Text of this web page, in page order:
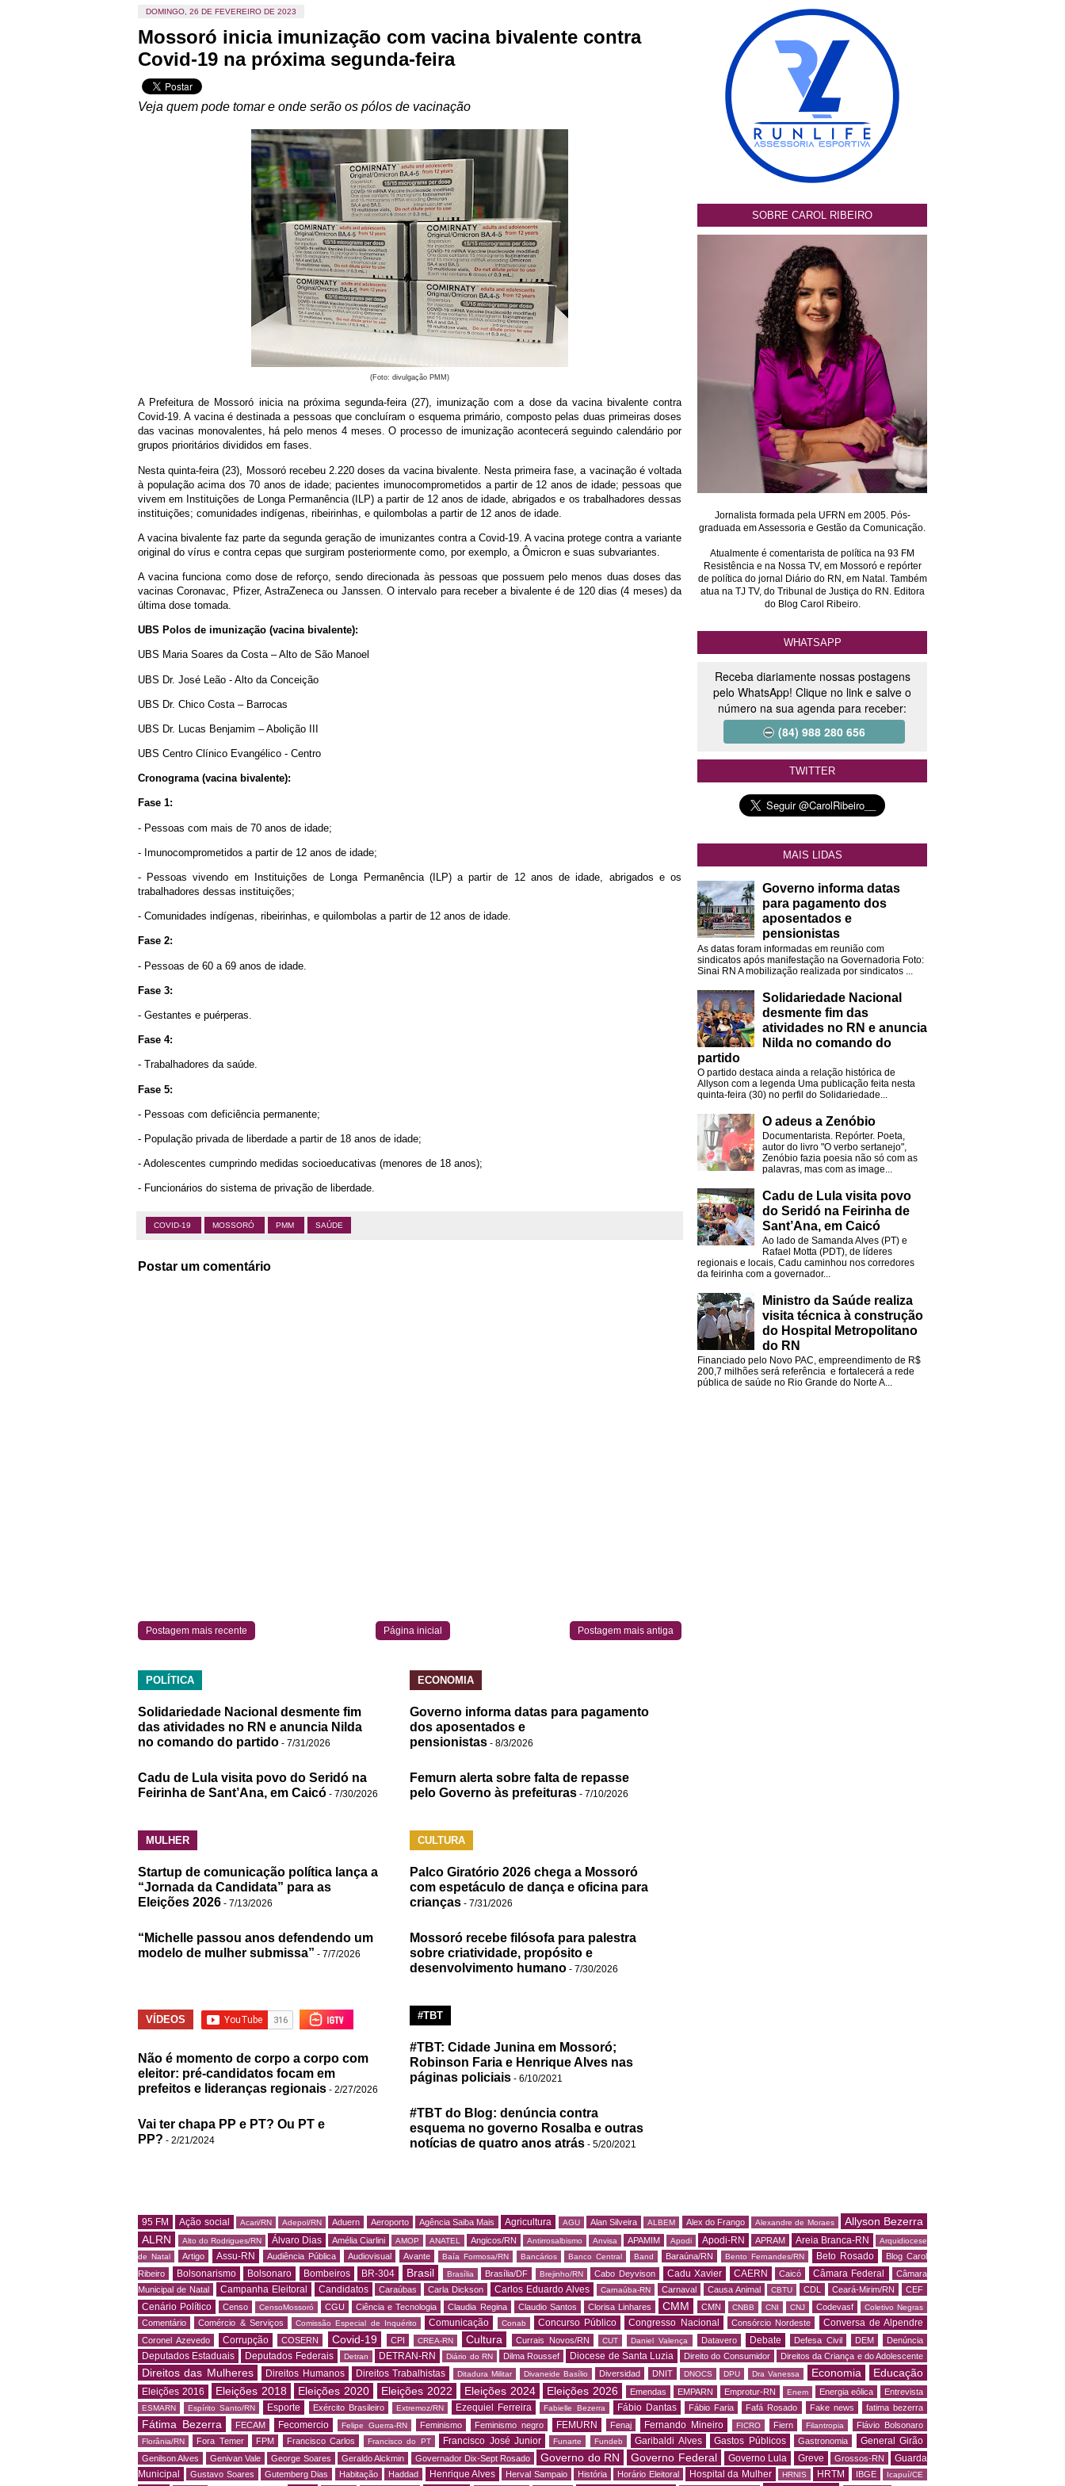
DOMINGO, 26 DE FEVEREIRO DE 2023
Mossoró inicia imunização com vacina bivalente contra
Covid-19 na próxima segunda-feira
Veja quem pode tomar e onde serão os pólos de vacinação
(Foto: divulgação PMM)
A Prefeitura de Mossoró inicia na próxima segunda-feira (27), imunização com a dose da vacina bivalente contra
Covid-19. A vacina é destinada a pessoas que concluíram o esquema primário, composto pelas duas primeiras doses
das vacinas monovalentes, há pelo menos 4 meses. O processo de imunização acontecerá seguindo calendário por
grupos prioritários divididos em fases.
Nesta quinta-feira (23), Mossoró recebeu 2.220 doses da vacina bivalente. Nesta primeira fase, a vacinação é voltada
à população acima dos 70 anos de idade; pacientes imunocomprometidos a partir de 12 anos de idade; pessoas que
vivem em Instituições de Longa Permanência (ILP) a partir de 12 anos de idade, abrigados e os trabalhadores dessas
instituições; comunidades indígenas, ribeirinhas, e quilombolas a partir de 12 anos de idade.
A vacina bivalente faz parte da segunda geração de imunizantes contra a Covid-19. A vacina protege contra a variante
original do vírus e contra cepas que surgiram posteriormente como, por exemplo, a Ômicron e suas subvariantes.
A vacina funciona como dose de reforço, sendo direcionada às pessoas que possuem pelo menos duas doses das
vacinas Coronavac, Pfizer, AstraZeneca ou Janssen. O intervalo para receber a bivalente é de 120 dias (4 meses) da
última dose tomada.
UBS Polos de imunização (vacina bivalente):
UBS Maria Soares da Costa – Alto de São Manoel
UBS Dr. José Leão - Alto da Conceição
UBS Dr. Chico Costa – Barrocas
UBS Dr. Lucas Benjamim – Abolição III
UBS Centro Clínico Evangélico - Centro
Cronograma (vacina bivalente):
Fase 1:
- Pessoas com mais de 70 anos de idade;
- Imunocomprometidos a partir de 12 anos de idade;
- Pessoas vivendo em Instituições de Longa Permanência (ILP) a partir de 12 anos de idade, abrigados e os
trabalhadores dessas instituições;
- Comunidades indígenas, ribeirinhas, e quilombolas a partir de 12 anos de idade.
Fase 2:
- Pessoas de 60 a 69 anos de idade.
Fase 3:
- Gestantes e puérperas.
Fase 4:
- Trabalhadores da saúde.
Fase 5:
- Pessoas com deficiência permanente;
- População privada de liberdade a partir de 18 anos de idade;
- Adolescentes cumprindo medidas socioeducativas (menores de 18 anos);
- Funcionários do sistema de privação de liberdade.
COVID-19 MOSSORÓ PMM SAÚDE
Postar um comentário
Postagem mais recente Postagem mais antiga
Página inicial
POLÍTICA
Solidariedade Nacional desmente fim
das atividades no RN e anuncia Nilda
no comando do partido - 7/31/2026
Cadu de Lula visita povo do Seridó na
Feirinha de Sant’Ana, em Caicó - 7/30/2026
ECONOMIA
Governo informa datas para pagamento
dos aposentados e
pensionistas - 8/3/2026
Femurn alerta sobre falta de repasse
pelo Governo às prefeituras - 7/10/2026
MULHER
Startup de comunicação política lança a
“Jornada da Candidata” para as
Eleições 2026 - 7/13/2026
“Michelle passou anos defendendo um
modelo de mulher submissa” - 7/7/2026
CULTURA
Palco Giratório 2026 chega a Mossoró
com espetáculo de dança e oficina para
crianças - 7/31/2026
Mossoró recebe filósofa para palestra
sobre criatividade, propósito e
desenvolvimento humano - 7/30/2026
VÍDEOS
Não é momento de corpo a corpo com
eleitor: pré-candidatos focam em
prefeitos e lideranças regionais - 2/27/2026
Vai ter chapa PP e PT? Ou PT e
PP? - 2/21/2024
#TBT
#TBT: Cidade Junina em Mossoró;
Robinson Faria e Henrique Alves nas
páginas policiais - 6/10/2021
#TBT do Blog: denúncia contra
esquema no governo Rosalba e outras
notícias de quatro anos atrás - 5/20/2021
SOBRE CAROL RIBEIRO
Jornalista formada pela UFRN em 2005. Pós-
graduada em Assessoria e Gestão da Comunicação.
Atualmente é comentarista de política na 93 FM
Resistência e na Nossa TV, em Mossoró e repórter
de política do jornal Diário do RN, em Natal. Também
atua na TJ TV, do Tribunal de Justiça do RN. Editora
do Blog Carol Ribeiro.
WHATSAPP
Receba diariamente nossas postagens
pelo WhatsApp! Clique no link e salve o
número na sua agenda para receber:
(84) 988 280 656
TWITTER
MAIS LIDAS
Governo informa datas
para pagamento dos
aposentados e
pensionistas
As datas foram informadas em reunião com
sindicatos após manifestação na Governadoria Foto:
Sinai RN A mobilização realizada por sindicatos ...
Solidariedade Nacional
desmente fim das
atividades no RN e anuncia
Nilda no comando do
partido
O partido destaca ainda a relação histórica de
Allyson com a legenda Uma publicação feita nesta
quinta-feira (30) no perfil do Solidariedade...
O adeus a Zenóbio
Documentarista. Repórter. Poeta,
autor do livro "O verbo sertanejo",
Zenóbio fazia poesia não só com as
palavras, mas com as image...
Cadu de Lula visita povo
do Seridó na Feirinha de
Sant’Ana, em Caicó
Ao lado de Samanda Alves (PT) e
Rafael Motta (PDT), de líderes
regionais e locais, Cadu caminhou nos corredores
da feirinha com a governador...
Ministro da Saúde realiza
visita técnica à construção
do Hospital Metropolitano
do RN
Financiado pelo Novo PAC, empreendimento de R$
200,7 milhões será referência e fortalecerá a rede
pública de saúde no Rio Grande do Norte A...
95 FM Ação social Acari/RN Adepol/RN Aduern Aeroporto Agência Saiba Mais Agricultura AGU Alan Silveira ALBEM Alex do Frango Alexandre de Moraes
Allyson Bezerra
ALRN
Alto do Rodrigues/RN Álvaro Dias Amélia Ciarlini AMOP ANATEL Angicos/RN Antirrosalbismo Anvisa APAMIM Apodi Apodi-RN APRAM Areia Branca-RN
Arquidiocese
de Natal
Artigo Assu-RN Audiência Pública Audiovisual Avante Baía Formosa/RN Bancários Banco Central Band Baraúna/RN Bento Fernandes/RN Beto Rosado
Blog Carol
Ribeiro
Bolsonarismo Bolsonaro Bombeiros BR-304 Brasil Brasília Brasília/DF Brejinho/RN Cabo Deyvison Cadu Xavier CAERN Caicó Câmara Federal
Câmara
Municipal de Natal
Campanha Eleitoral Candidatos Caraúbas Carla Dickson Carlos Eduardo Alves Carnaúba-RN Carnaval Causa Animal CBTU CDL Ceará-Mirim/RN CEF
Cenário Político Censo CensoMossoró CGU Ciência e Tecnologia Claudia Regina Claudio Santos Clorisa Linhares CMM CMN CNBB CNI CNJ Codevasf Coletivo Negras
Comentário Comércio & Serviços Comissão Especial de Inquérito Comunicação Conab Concurso Público Congresso Nacional Consórcio Nordeste Conversa de Alpendre
Coronel Azevedo Corrupção COSERN Covid-19 CPI CREA-RN Cultura Currais Novos/RN CUT Daniel Valença Datavero Debate Defesa Civil DEM Denúncia
Deputados Estaduais Deputados Federais Detran DETRAN-RN Diário do RN Dilma Roussef Diocese de Santa Luzia Direito do Consumidor Direitos da Criança e do Adolescente
Direitos das Mulheres Direitos Humanos Direitos Trabalhistas Ditadura Militar Divaneide Basílio Diversidad DNIT DNOCS DPU Dra Vanessa Economia Educação
Eleições 2016 Eleições 2018 Eleições 2020 Eleições 2022 Eleições 2024 Eleições 2026 Emendas EMPARN Emprotur-RN Enem Energia eólica Entrevista
ESMARN Espírito Santo/RN Esporte Exército Brasileiro Extremoz/RN Ezequiel Ferreira Fabielle Bezerra Fábio Dantas Fábio Faria Fafá Rosado Fake news fatima bezerra
Fátima Bezerra FECAM Fecomercio Felipe Guerra-RN Feminismo Feminismo negro FEMURN Fenaj Fernando Mineiro FICRO Fiern Filantropia Flávio Bolsonaro
Florânia/RN Fora Temer FPM Francisco Carlos Francisco do PT Francisco José Junior Funarte Fundeb Garibaldi Alves Gastos Públicos Gastronomia General Girão
Genilson Alves Genivan Vale George Soares Geraldo Alckmin Governador Dix-Sept Rosado Governo do RN Governo Federal Governo Lula Greve Grossos-RN
Guarda
Municipal
Gustavo Soares Gutemberg Dias Habitação Haddad Henrique Alves Herval Sampaio História Horário Eleitoral Hospital da Mulher HRNIS HRTM IBGE Icapuí/CE